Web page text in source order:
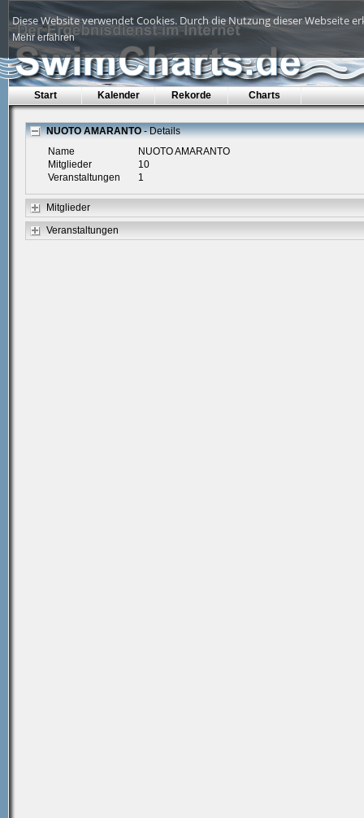
Diese Website verwendet Cookies. Durch die Nutzung dieser Webseite
Mehr erfahren
Start Kalender Rekorde Charts
NUOTO AMARANTO- Details
Name
NUOTO AMARANTO
Mitglieder
10
Veranstaltungen
1
Mitglieder
Veranstaltungen